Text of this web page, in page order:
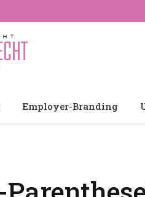
Employer-Branding